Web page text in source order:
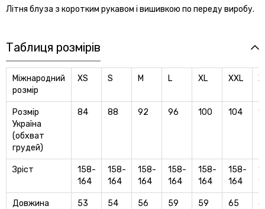
Літня блуза з коротким рукавом і вишивкою по переду виробу.
Таблиця розмірів
Міжнародний
розмір
XS S M L XL XXL
Розмір
Україна
(обхват
грудей)
84 88 92 96 100 104
Зріст
158-
164
158-
164
158-
164
158-
164
158-
164
158-
164
Довжина
53 54 56 59 59 65